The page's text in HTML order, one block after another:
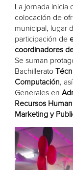
La jornada
colocación de
municipal, lugar
participación de
coordinadores
Se suman
Bachillerato
Computación,
Generales en
Recursos
Marketing y